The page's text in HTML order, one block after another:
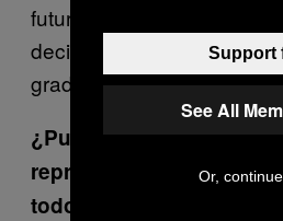
futuro de los medios
decidí pensar en una
gradualmente.
¿Puedes hablarme
reproducir
todos los continentes?,
Support
See All
Or,